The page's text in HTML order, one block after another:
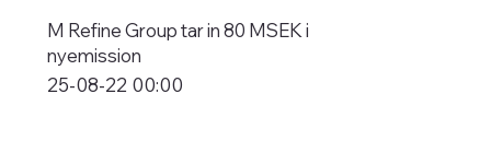
M Refine Group tar in 80 MSEK i
nyemission
25-08-22 00:00